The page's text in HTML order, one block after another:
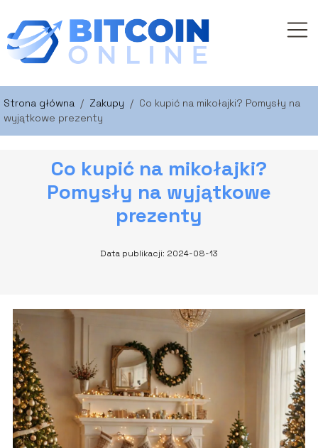
Strona główna / Zakupy / Co kupić na mikołajki? Pomysły na
wyjątkowe prezenty
Co kupić na mikołajki?
Pomysły na wyjątkowe
prezenty
Data publikacji: 2024-08-13